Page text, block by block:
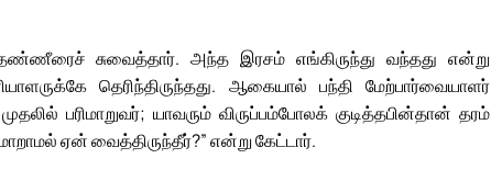
தண்ணீரைச் சுவைத்தார். அந்த இரசம் எங்கிருந்து வந்தது என்று
தெரிந்திருந்தது. ஆகையால் பந்தி மேற்பார்வையாளர்
பரிமாறுவர்; யாவரும் விருப்பம்போலக் குடித்தபின்தான் தரம்
ஏன் வைத்திருந்தீர்?” என்று கேட்டார்.